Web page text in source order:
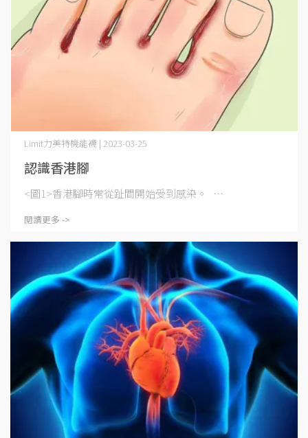
認識香港腳
Limit力美特機能襪 | 2023-03-25
<圖1>香港腳時常從趾間開始受到感染。 ⋯
閱讀更多 ->